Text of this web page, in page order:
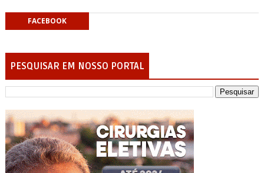
FACEBOOK
PESQUISAR EM NOSSO PORTAL